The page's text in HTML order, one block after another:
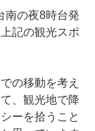
南の夜8時台発
記の観光スポ
の移動を考え
、観光地で降
ーを拾うこと